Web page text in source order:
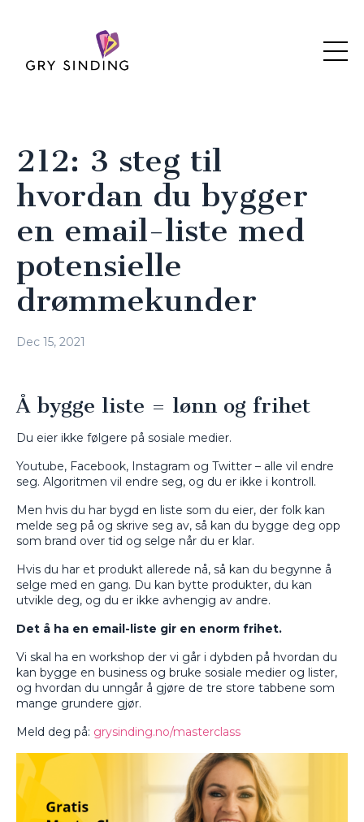
212: 3 steg til
hvordan du bygger
en email-liste med
potensielle
drømmekunder
Dec 15, 2021
Å bygge liste = lønn og frihet
Du eier ikke følgere på sosiale medier.
Youtube, Facebook, Instagram og Twitter – alle vil endre
seg. Algoritmen vil endre seg, og du er ikke i kontroll.
Men hvis du har bygd en liste som du eier, der folk kan
melde seg på og skrive seg av, så kan du bygge deg opp
som brand over tid og selge når du er klar.
Hvis du har et produkt allerede nå, så kan du begynne å
selge med en gang. Du kan bytte produkter, du kan
utvikle deg, og du er ikke avhengig av andre.
Det å ha en email-liste gir en enorm frihet.
Vi skal ha en workshop der vi går i dybden på hvordan du
kan bygge en business og bruke sosiale medier og lister,
og hvordan du unngår å gjøre de tre store tabbene som
mange grundere gjør.
Meld deg på: grysinding.no/masterclass